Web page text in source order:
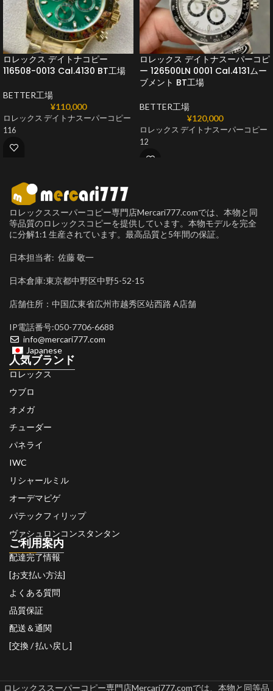
ロレックス デイトナコピー
116508-0013 Cal.4130 BT工場
BETTER工場
¥110,000
ロレックス デイトナスーパーコピー
116
ロレックス デイトナスーパーコピ
ー 126500LN 0001 Cal.4131ムー
ブメント BT工場
BETTER工場
¥120,000
ロレックス デイトナスーパーコピー
12
ロレックススーパーコピー専門店Mercari777.comでは、本物と同
等品質のロレックスコピーを提供しています。本物モデルを完全
に分解1:1 生産されています。最高品質と5年間の保証。
日本担当者: 佐藤 敬一
日本倉庫:東京都中野区中野5-52-15
店舗住所：中国広東省広州市越秀区站西路 A店舗
IP電話番号:050-7706-6688
info@mercari777.com
Japanese
人気ブランド
ロレックス
ウブロ
オメガ
チューダー
パネライ
IWC
リシャールミル
オーデマピゲ
パテックフィリップ
ヴァシュロンコンスタンタン
ご利用案内
配達完了情報
[お支払い方法]
よくある質問
品質保証
配送＆通関
[交換 / 払い戻し]
ロレックススーパーコピー専門店Mercari777.comでは、本物と同等品